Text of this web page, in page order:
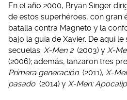
En el año 2000, Bryan Singer
de estos superhéroes, con gran
batalla contra Magneto y la
bajo la guía de Xavier. De aquí
secuelas: X-Men 2 (2003) y X-
(2006); además, lanzaron tres
Primera generación (2011), X-
pasado (2014) y X-Men: